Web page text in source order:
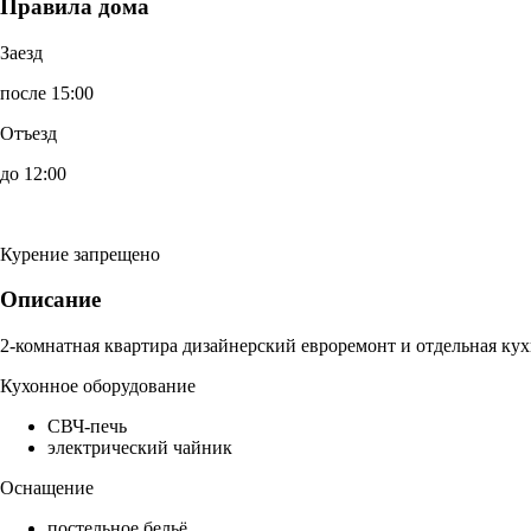
Правила дома
Заезд
после 15:00
Отъезд
до 12:00
Курение запрещено
Описание
2-комнатная квартира дизайнерский евроремонт и отдельная
Кухонное оборудование
СВЧ-печь
электрический чайник
Оснащение